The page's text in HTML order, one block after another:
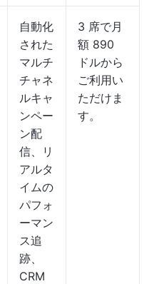
自動化
された
マルチ
チャネ
ルキャ
ンペー
ン配
信、リ
アルタ
イムの
パフォ
ーマン
ス追
跡、
CRM
3 席で月
額 890
ドルから
ご利用い
ただけま
す。